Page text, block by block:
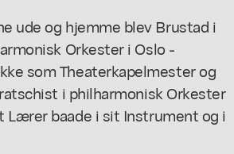
ude og hjemme blev Brustad i
Orkester i Oslo -
som Theaterkapelmester og
i philharmonisk Orkester
Lærer baade i sit Instrument og i